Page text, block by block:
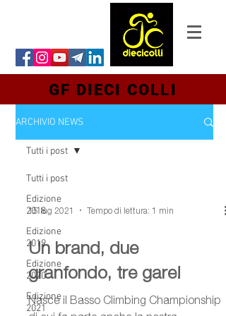
GF DIECI COLLI
ARCHIVIO NEWS
Tutti i post
Edizione
2018
Edizione
2019
Edizione
2020
Edizione
2021
Tutti i post
15 lug 2021 Tempo di lettura: 1 min
Un brand, due
granfondo, tre gare!
Nasce il Basso Climbing Championship